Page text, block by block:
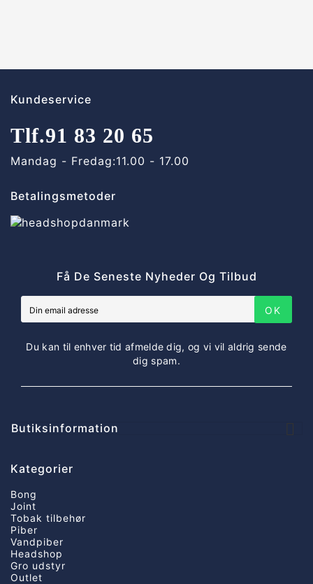
Kundeservice
Tlf.91 83 20 65
Mandag - Fredag:11.00 - 17.00
Betalingsmetoder
Få De Seneste Nyheder Og Tilbud
OK
Du kan til enhver tid afmelde dig, og vi vil aldrig sende
dig spam.
Butiksinformation
Kategorier
Bong
Joint
Tobak tilbehør
Piber
Vandpiber
Headshop
Gro udstyr
Outlet